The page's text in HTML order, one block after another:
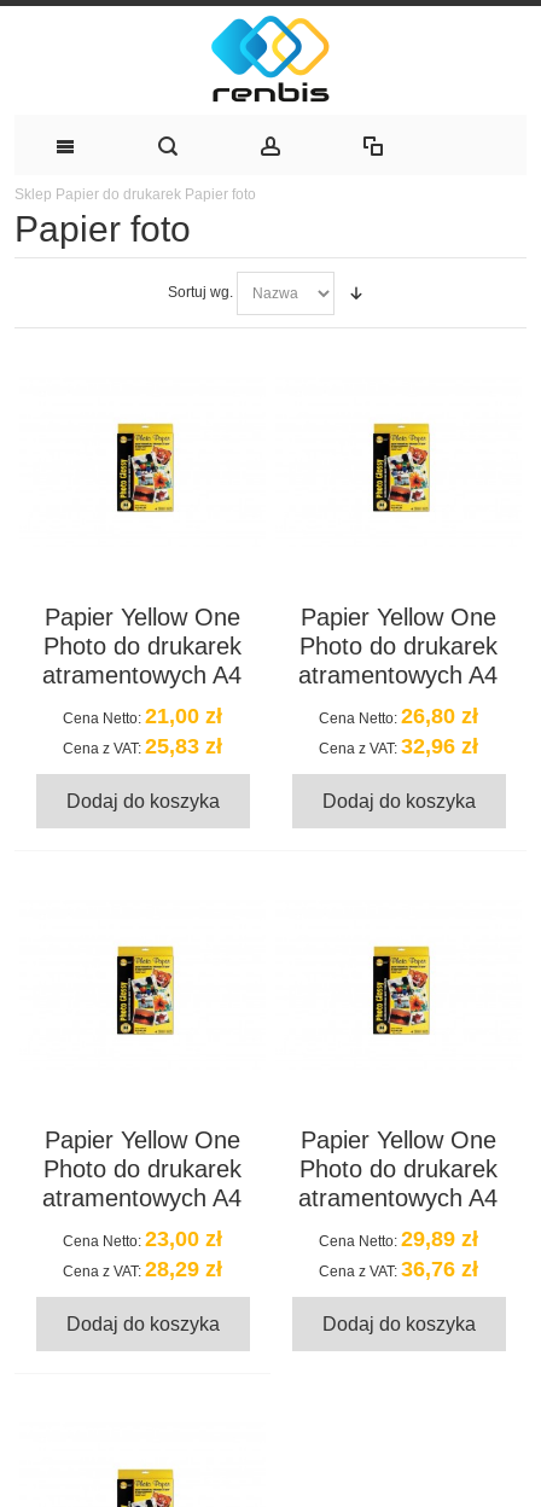
Sklep Papier do drukarek Papier foto
Papier foto
Sortuj wg.
Papier Yellow One
Photo do drukarek
atramentowych A4
Cena Netto: 21,00 zł
Cena z VAT: 25,83 zł
Dodaj do koszyka
Papier Yellow One
Photo do drukarek
atramentowych A4
Cena Netto: 26,80 zł
Cena z VAT: 32,96 zł
Dodaj do koszyka
Papier Yellow One
Photo do drukarek
atramentowych A4
Cena Netto: 23,00 zł
Cena z VAT: 28,29 zł
Dodaj do koszyka
Papier Yellow One
Photo do drukarek
atramentowych A4
Cena Netto: 29,89 zł
Cena z VAT: 36,76 zł
Dodaj do koszyka